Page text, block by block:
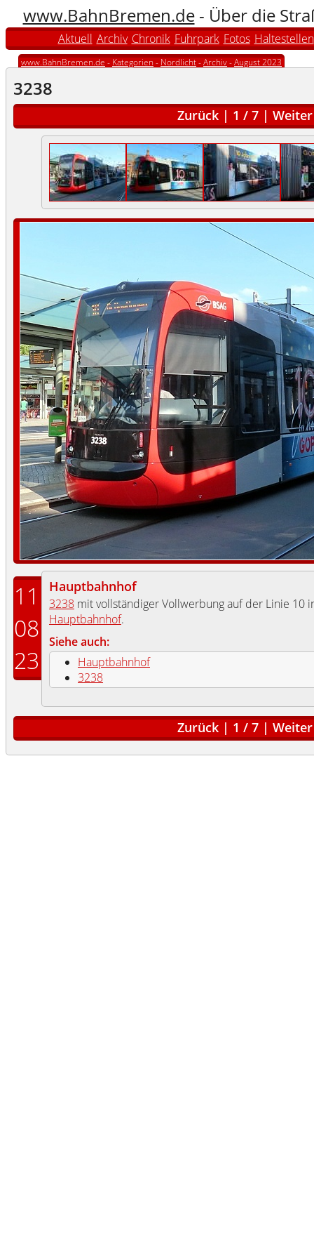
www.BahnBremen.de- Über die
Aktuell Archiv Chronik Fuhrpark Fotos Haltestellen
www.BahnBremen.de - Kategorien - Nordlicht-Archiv-August 2023
3238
Zurück | 1 / 7 | Weiter
11
08
23
Hauptbahnhof
3238 mit vollständiger Vollwerbung auf der Linie 10
Hauptbahnhof.
Siehe auch:
Hauptbahnhof
3238
Zurück | 1 / 7 | Weiter